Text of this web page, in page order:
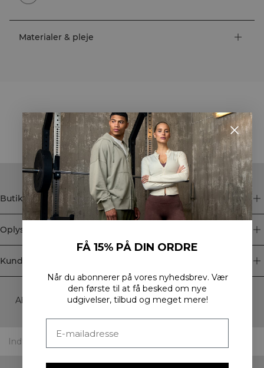
Materialer & pleje
STYLE WITH
Butik
Oplysninger
Kundeservice
Newsletter
Abonner på vores nyhedsbrev! Få eksklusive tilbud, vores
FÅ 15% PÅ DIN ORDRE
Når du abonnerer på vores nyhedsbrev. Vær
den første til at få besked om nye
udgivelser, tilbud og meget mere!